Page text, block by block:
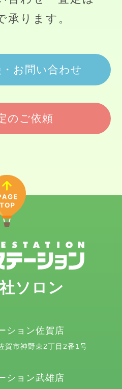
承ります。
お問い合わせ
のご依頼
ソロン
ション佐賀店
賀市神野東2丁目2番1号
ション武雄店